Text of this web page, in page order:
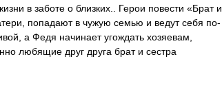
в заботе о близких.. Герои повести «Брат и
попадают в чужую семью и ведут себя по-
а Федя начинает угождать хозяевам,
любящие друг друга брат и сестра